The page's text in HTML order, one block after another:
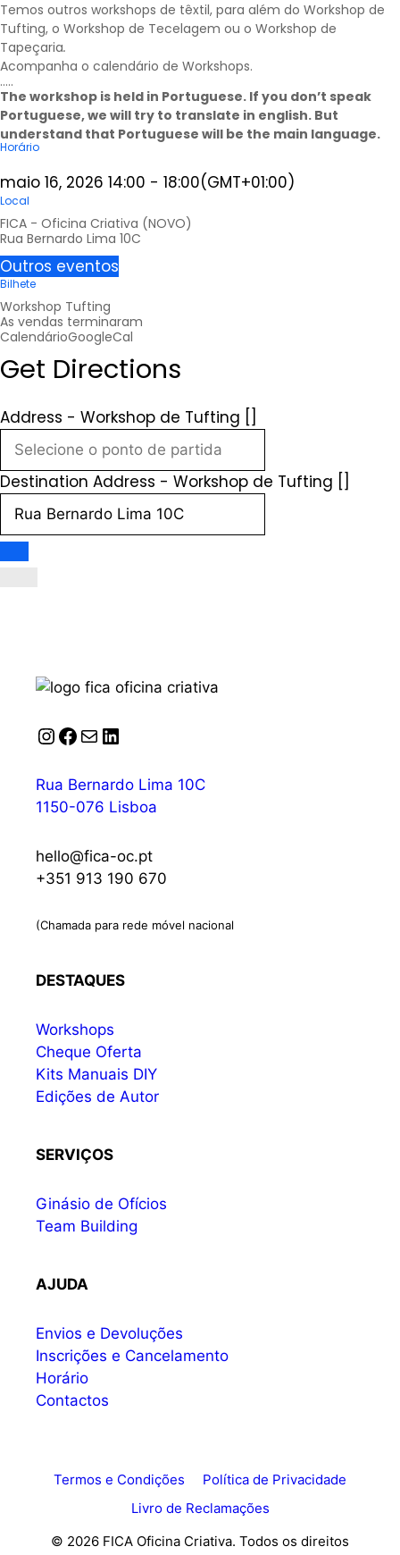
Temos outros workshops de têxtil, para além do Workshop de
Tufting, o Workshop de Tecelagem ou o Workshop de
Tapeçaria.
Acompanha o calendário de Workshops.
…..
The workshop is held in Portuguese. If you don’t speak
Portuguese, we will try to translate in english. But
understand that Portuguese will be the main language.
Horário
maio 16, 2026 14:00 - 18:00(GMT+01:00)
Local
FICA - Oficina Criativa (NOVO)
Rua Bernardo Lima 10C
Outros eventos
Bilhete
Workshop Tufting
As vendas terminaram
CalendárioGoogleCal
Get Directions
Address - Workshop de Tufting []
Destination Address - Workshop de Tufting []
Instagram
Facebook
Correio
LinkedIn
Rua Bernardo Lima 10C
1150-076 Lisboa
hello@fica-oc.pt
+351 913 190 670
(Chamada para rede móvel nacional
DESTAQUES
Workshops
Cheque Oferta
Kits Manuais DIY
Edições de Autor
SERVIÇOS
Ginásio de Ofícios
Team Building
AJUDA
Envios e Devoluções
Inscrições e Cancelamento
Horário
Contactos
Termos e Condições
Política de Privacidade
Livro de Reclamações
© 2026 FICA Oficina Criativa. Todos os direitos